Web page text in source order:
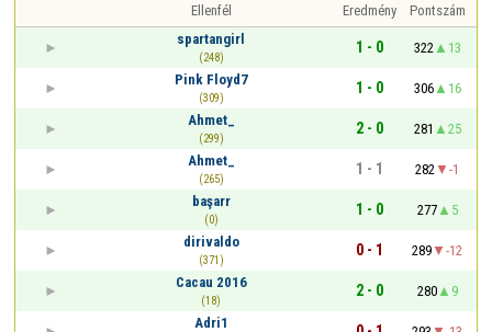
Ellenfél Eredmény
Pontszám
spartangirl
(248)
1 - 0 322
13
Pink Floyd7
(309)
1 - 0 306
16
Ahmet_
(299)
2 - 0 281
25
Ahmet_
(265)
1 - 1 282
-1
başarr
(0)
1 - 0 277
5
dirivaldo
(371)
0 - 1 289
-12
Cacau 2016
(18)
2 - 0 280
9
Adri1